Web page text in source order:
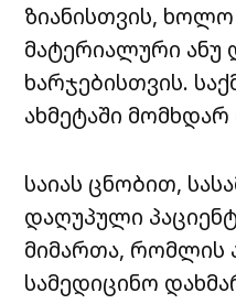
ზიანისთვის,
მატერიალური ანუ
ხარჯებისთვის.
ახმეტაში
საიას ცნობით,
დაღუპული
მიმართა, რომლის
სამედიცინო